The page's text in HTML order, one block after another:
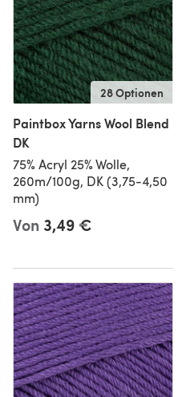
28 Optionen
Paintbox Yarns Wool Blend
DK
75% Acryl 25% Wolle,
260m/100g, DK (3,75-4,50
mm)
Von 3,49 €